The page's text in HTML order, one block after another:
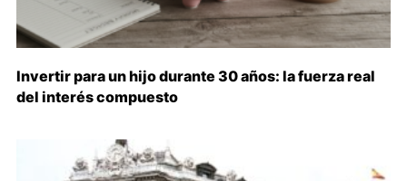
Invertir para un hijo durante 30 años: la fuerza real
del interés compuesto